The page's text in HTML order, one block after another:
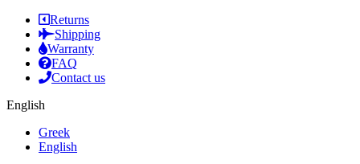
Returns
Shipping
Warranty
FAQ
Contact us
English
Greek
English